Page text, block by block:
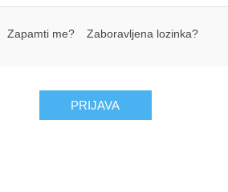
Zapamti me? Zaboravljena lozinka?